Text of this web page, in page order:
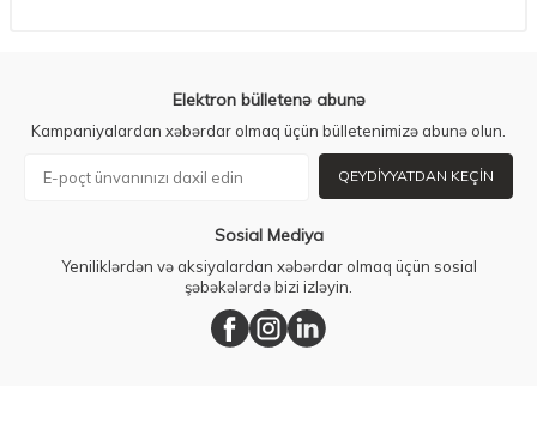
Elektron bülletenə abunə
Kampaniyalardan xəbərdar olmaq üçün bülletenimizə abunə olun.
QEYDIYYATDAN KEÇIN
Sosial Mediya
Yeniliklərdən və aksiyalardan xəbərdar olmaq üçün sosial
şəbəkələrdə bizi izləyin.